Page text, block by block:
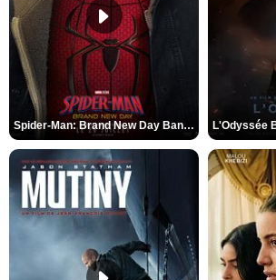
Spider-Man: Brand New Day Bande-annonce VO STFR